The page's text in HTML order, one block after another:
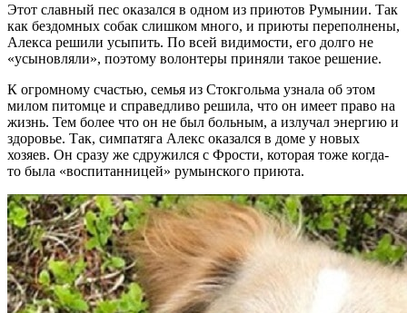
Этот славный пес оказался в одном из приютов Румынии. Так
как бездомных собак слишком много, и приюты переполнены,
Алекса решили усыпить. По всей видимости, его долго не
«усыновляли», поэтому волонтеры приняли такое решение.
К огромному счастью, семья из Стокгольма узнала об этом
милом питомце и справедливо решила, что он имеет право на
жизнь. Тем более что он не был больным, а излучал энергию и
здоровье. Так, симпатяга Алекс оказался в доме у новых
хозяев. Он сразу же сдружился с Фрости, которая тоже когда-
то была «воспитанницей» румынского приюта.